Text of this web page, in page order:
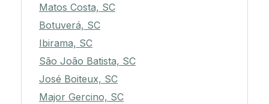
Matos Costa, SC
Botuverá, SC
Ibirama, SC
São João Batista, SC
José Boiteux, SC
Major Gercino, SC